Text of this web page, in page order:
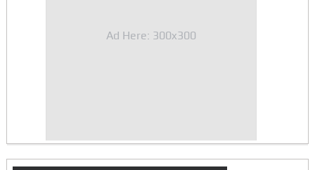
Ad Here: 300x300